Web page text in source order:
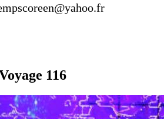
116